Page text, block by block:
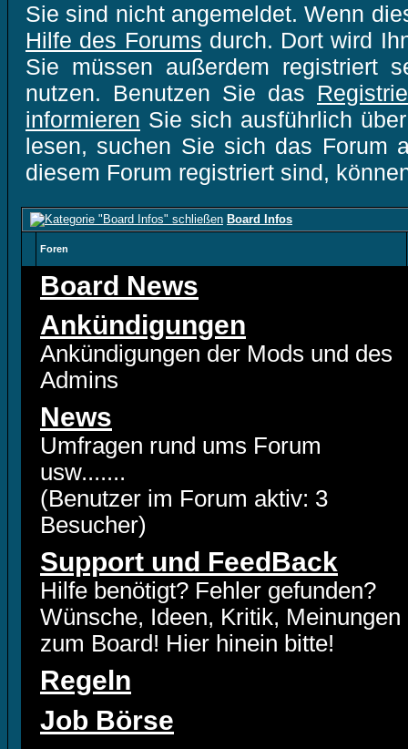
Sie sind nicht angemeldet. Wenn
Hilfe des Forums durch. Dort wird
Sie müssen außerdem registriert
nutzen. Benutzen Sie das
informieren Sie sich ausführlich
lesen, suchen Sie sich das Forum
diesem Forum registriert sind,
Board Infos
Foren
Board News
Ankündigungen
Ankündigungen der Mods und des
Admins
News
Umfragen rund ums Forum
usw.......
(Benutzer im Forum aktiv: 3
Besucher)
Support und FeedBack
Hilfe benötigt? Fehler gefunden?
Wünsche, Ideen, Kritik, Meinungen
zum Board! Hier hinein bitte!
Regeln
Job Börse